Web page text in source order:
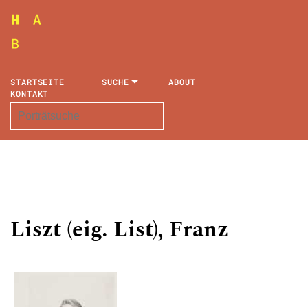
STARTSEITE SUCHE
ABOUT
KONTAKT
Liszt (eig. List), Franz